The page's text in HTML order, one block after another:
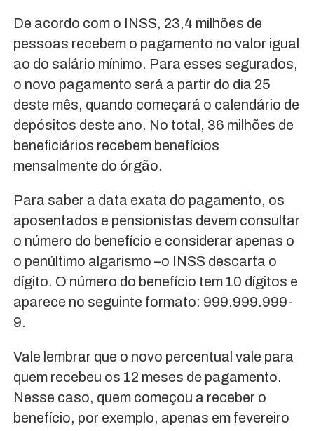
De acordo com o INSS, 23,4 milhões de
pessoas recebem o pagamento no valor igual
ao do salário mínimo. Para esses segurados,
o novo pagamento será a partir do dia 25
deste mês, quando começará o calendário de
depósitos deste ano. No total, 36 milhões de
beneficiários recebem benefícios
mensalmente do órgão.
Para saber a data exata do pagamento, os
aposentados e pensionistas devem consultar
o número do benefício e considerar apenas o
o penúltimo algarismo –o INSS descarta o
dígito. O número do benefício tem 10 dígitos e
aparece no seguinte formato: 999.999.999-
9.
Vale lembrar que o novo percentual vale para
quem recebeu os 12 meses de pagamento.
Nesse caso, quem começou a receber o
benefício, por exemplo, apenas em fevereiro